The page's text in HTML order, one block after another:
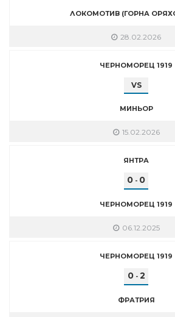
ЛОКОМОТИВ (ГОРНА
28.02.2026
ЧЕРНОМОРЕЦ 1919
VS
МИНЬОР
15.02.2026
ЯНТРА
0 - 0
ЧЕРНОМОРЕЦ 1919
06.12.2025
ЧЕРНОМОРЕЦ 1919
0- 2
ФРАТРИЯ